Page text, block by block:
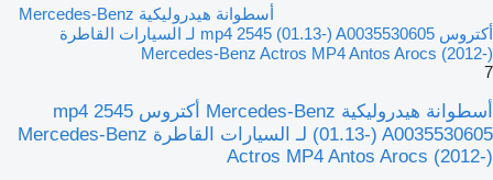
أسطوانة هيدروليكية Mercedes-Benz
أكتروس mp4 2545 (01.13-) A0035530605 لـ السيارات القاطرة
Mercedes-Benz Actros MP4 Antos Arocs (2012-)
7
أسطوانة هيدروليكية Mercedes-Benz أكتروس mp4 2545
(01.13-) A0035530605 لـ السيارات القاطرة Mercedes-Benz
Actros MP4 Antos Arocs (2012-)